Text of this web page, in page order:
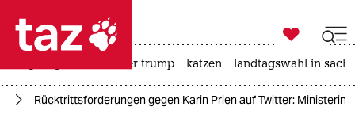
 taz zahl ich
taz zahl ich

taz zahl ich
usa unter trump katzen landtagswahl in
Rücktrittsforderungen gegen Karin Prien auf Twitter: Ministerin